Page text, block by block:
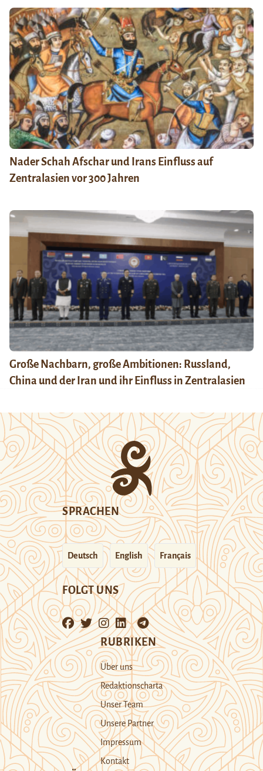
Nader Schah Afschar und Irans Einfluss auf
Zentralasien vor 300 Jahren
Große Nachbarn, große Ambitionen: Russland,
China und der Iran und ihr Einfluss in Zentralasien
SPRACHEN
Deutsch English Français
FOLGT UNS
RUBRIKEN
Über uns
Redaktionscharta
Unser Team
Unsere Partner
Impressum
Kontakt